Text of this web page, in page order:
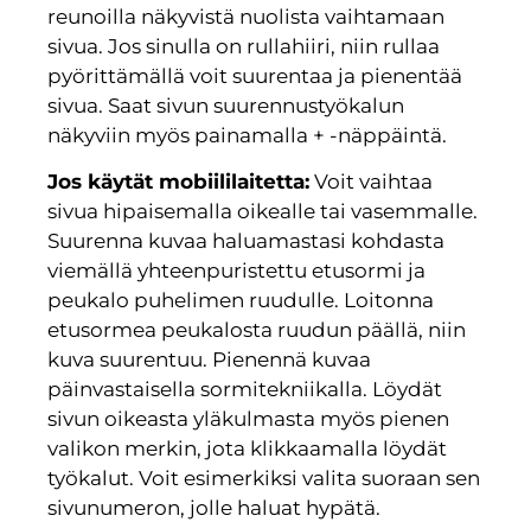
reunoilla näkyvistä nuolista vaihtamaan
sivua. Jos sinulla on rullahiiri, niin rullaa
pyörittämällä voit suurentaa ja pienentää
sivua. Saat sivun suurennustyökalun
näkyviin myös painamalla + -näppäintä.
Jos käytät mobiililaitetta: Voit vaihtaa
sivua hipaisemalla oikealle tai vasemmalle.
Suurenna kuvaa haluamastasi kohdasta
viemällä yhteenpuristettu etusormi ja
peukalo puhelimen ruudulle. Loitonna
etusormea peukalosta ruudun päällä, niin
kuva suurentuu. Pienennä kuvaa
päinvastaisella sormitekniikalla. Löydät
sivun oikeasta yläkulmasta myös pienen
valikon merkin, jota klikkaamalla löydät
työkalut. Voit esimerkiksi valita suoraan sen
sivunumeron, jolle haluat hypätä.